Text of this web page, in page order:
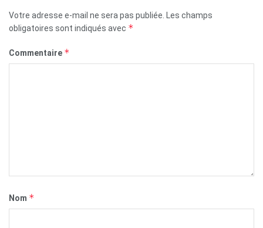
Votre adresse e-mail ne sera pas publiée. Les champs
obligatoires sont indiqués avec *
Commentaire *
Nom *